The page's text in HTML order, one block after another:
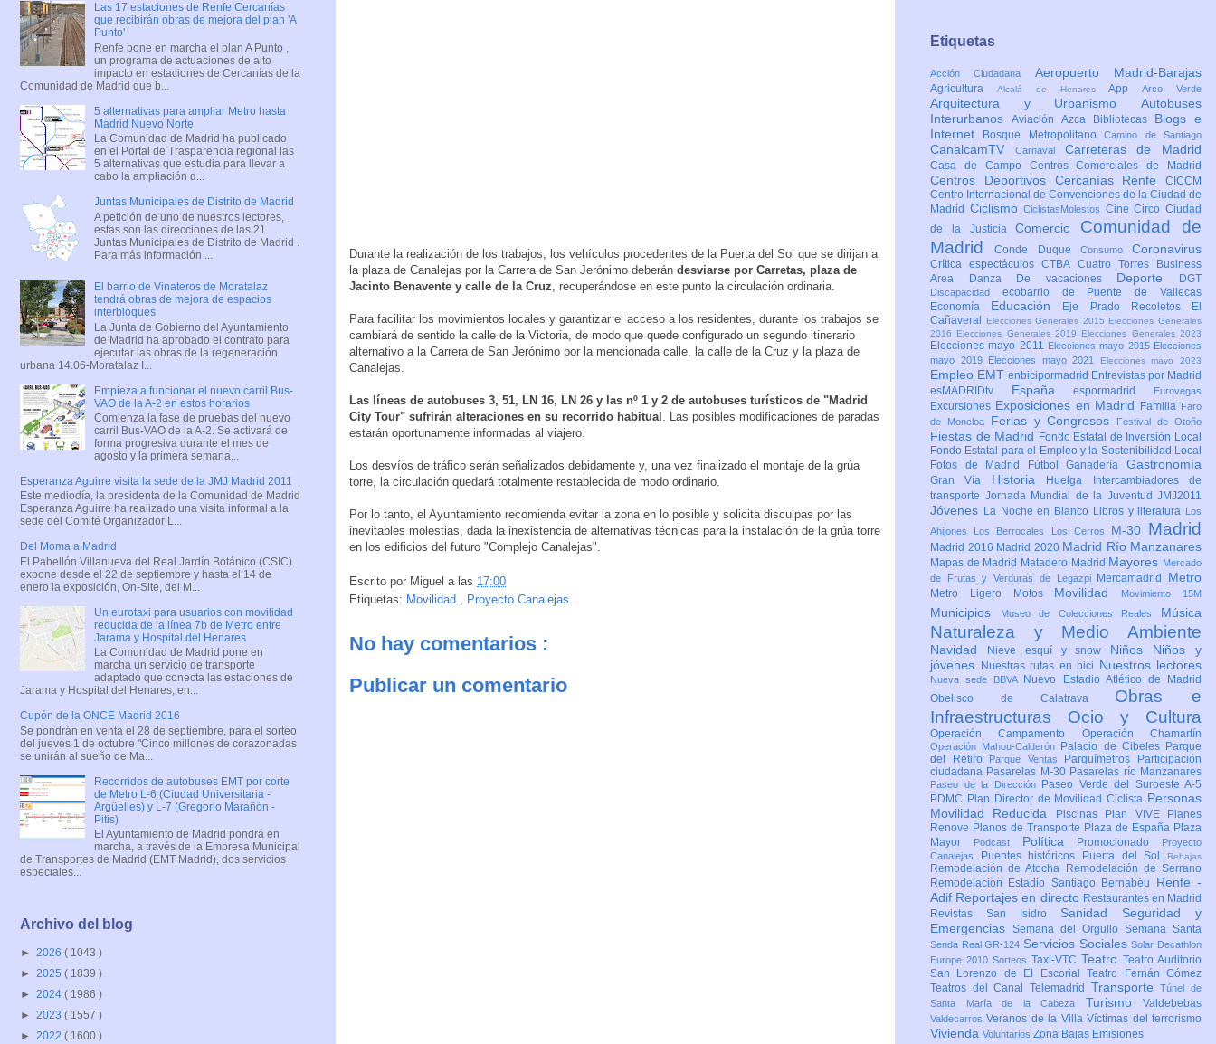
Durante la realización de los trabajos, los vehículos procedentes de la Puerta del Sol que se dirijan a
la plaza de Canalejas por la Carrera de San Jerónimo deberán desviarse por Carretas, plaza de
Jacinto Benavente y calle de la Cruz , recuperándose en este punto la circulación ordinaria.
Para facilitar los movimientos locales y garantizar el acceso a los residentes, durante los trabajos se
cambiará de sentido la calle de la Victoria, de modo que quede configurado un segundo itinerario
alternativo a la Carrera de San Jerónimo por la mencionada calle, la calle de la Cruz y la plaza de
Canalejas.
Las líneas de autobuses 3, 51, LN 16, LN 26 y las nº 1 y 2 de autobuses turísticos de "Madrid
City Tour" sufrirán alteraciones en su recorrido habitual
. Las posibles modificaciones de paradas
estarán oportunamente informadas al viajero.
Los desvíos de tráfico serán señalizados debidamente y, una vez finalizado el montaje de la grúa
torre, la circulación quedará totalmente restablecida de modo ordinario.
Por lo tanto, el Ayuntamiento recomienda evitar la zona en lo posible y solicita disculpas por las
inevitables molestias, dada la inexistencia de alternativas técnicas para la instalación de la grúa torre
en los edificios del futuro "Complejo Canalejas".
Escrito por Miguel a las 17:00
Etiquetas: Movilidad , Proyecto Canalejas
No hay comentarios :
Publicar un comentario
Las 17 estaciones de Renfe Cercanías
que recibirán obras de mejora del plan 'A
Punto'
Renfe pone en marcha el plan A Punto ,
un programa de actuaciones de alto
impacto en estaciones de Cercanías de la
Comunidad de Madrid que b...
5 alternativas para ampliar Metro hasta
Madrid Nuevo Norte
La Comunidad de Madrid ha publicado
en el Portal de Trasparencia regional las
5 alternativas que estudia para llevar a
cabo la ampliación d...
Juntas Municipales de Distrito de Madrid
A petición de uno de nuestros lectores,
estas son las direcciones de las 21
Juntas Municipales de Distrito de Madrid .
Para más información ...
El barrio de Vinateros de Moratalaz
tendrá obras de mejora de espacios
interbloques
La Junta de Gobierno del Ayuntamiento
de Madrid ha aprobado el contrato para
ejecutar las obras de la regeneración
urbana 14.06-Moratalaz I...
Empieza a funcionar el nuevo carril Bus-
VAO de la A-2 en estos horarios
Comienza la fase de pruebas del nuevo
carril Bus-VAO de la A-2. Se activará de
forma progresiva durante el mes de
agosto y la primera semana...
Esperanza Aguirre visita la sede de la JMJ Madrid 2011
Este mediodía, la presidenta de la Comunidad de Madrid
Esperanza Aguirre ha realizado una visita informal a la
sede del Comité Organizador L...
Del Moma a Madrid
El Pabellón Villanueva del Real Jardín Botánico (CSIC)
expone desde el 22 de septiembre y hasta el 14 de
enero la exposición, On-Site, del M...
Un eurotaxi para usuarios con movilidad
reducida de la línea 7b de Metro entre
Jarama y Hospital del Henares
La Comunidad de Madrid pone en
marcha un servicio de transporte
adaptado que conecta las estaciones de
Jarama y Hospital del Henares, en...
Cupón de la ONCE Madrid 2016
Se pondrán en venta el 28 de septiembre, para el sorteo
del jueves 1 de octubre "Cinco millones de corazonadas
se unirán al sueño de Ma...
Recorridos de autobuses EMT por corte
de Metro L-6 (Ciudad Universitaria -
Argüelles) y L-7 (Gregorio Marañón -
Pitis)
El Ayuntamiento de Madrid pondrá en
marcha, a través de la Empresa Municipal
de Transportes de Madrid (EMT Madrid), dos servicios
especiales...
Archivo del blog
► 2026 ( 1043 )
► 2025 ( 1839 )
► 2024 ( 1986 )
► 2023 ( 1557 )
► 2022 ( 1600 )
Etiquetas
Acción Ciudadana Aeropuerto Madrid-Barajas
Agricultura Alcalá de HenaresAppArco Verde
Arquitectura y Urbanismo Autobuses
Interurbanos Aviación Azca Bibliotecas Blogs e
Internet
Bosque MetropolitanoCamino de Santiago
CanalcamTV Carnaval Carreteras de Madrid
Casa de Campo Centros Comerciales de Madrid
Centros Deportivos Cercanías Renfe CICCM
Centro Internacional de Convenciones de la Ciudad de
Madrid CiclismoCiclistasMolestos CineCircoCiudad
de la JusticiaComercio Comunidad de
MadridConde Duque Consumo Coronavirus
Crítica espectáculosCTBA Cuatro Torres Business
Area
Danza De vacaciones Deporte DGT
Discapacidad ecobarrio de Puente de Vallecas
Economía Educación Eje Prado Recoletos
El
Cañaveral
Elecciones Generales 2015 Elecciones Generales
2016 Elecciones Generales 2019 Elecciones Generales 2023
Elecciones mayo 2011 Elecciones mayo 2015 Elecciones
mayo 2019
Elecciones mayo 2021 Elecciones mayo 2023
Empleo EMT enbicipormadrid Entrevistas por Madrid
esMADRIDtv Españaespormadrid Eurovegas
Excursiones Exposiciones en Madrid Familia Faro
de Moncloa
Ferias y Congresos Festival de Otoño
Fiestas de Madrid Fondo Estatal de Inversión Local
Fondo Estatal para el Empleo y la Sostenibilidad Local
Fotos de Madrid
FútbolGanaderíaGastronomía
Gran Vía Historia Huelga
Intercambiadores de
transporte Jornada Mundial de la Juventud JMJ2011
Jóvenes La Noche en Blanco Libros y literatura
Los
Ahijones
Los Berrocales Los Cerros M-30 Madrid
Madrid 2016 Madrid 2020 Madrid Río Manzanares
Mapas de Madrid Matadero Madrid Mayores Mercado
de Frutas y Verduras de Legazpi
Mercamadrid Metro
Metro Ligero Motos Movilidad Movimiento 15M
Municipios Museo de Colecciones Reales Música
Naturaleza y Medio Ambiente
Navidad Nieve esquí y snow Niños Niños y
jóvenes
Nuestras rutas en bici Nuestros lectores
Nueva sede BBVA
Nuevo Estadio Atlético de Madrid
Obelisco de Calatrava Obras e
Infraestructuras Ocio y Cultura
Operación Campamento Operación Chamartín
Operación Mahou-Calderón Palacio de Cibeles Parque
del Retiro
Parque Ventas Parquímetros
Participación
ciudadana Pasarelas M-30 Pasarelas río Manzanares
Paseo de la Dirección
Paseo Verde del Suroeste A-5
PDMC Plan Director de Movilidad Ciclista Personas
Movilidad Reducida
Piscinas Plan VIVE
Planes
Renove Planos de Transporte Plaza de España Plaza
Mayor
Podcast Política Promocionado
Proyecto
Canalejas
Puentes históricos Puerta del Sol Rebajas
Remodelación de Atocha
Remodelación de Serrano
Remodelación Estadio Santiago Bernabéu Renfe -
Adif Reportajes en directo Restaurantes en Madrid
Revistas San Isidro Sanidad Seguridad y
Emergencias Semana del Orgullo Semana Santa
Senda Real GR-124 Servicios SocialesSolar Decathlon
Europe 2010 Sorteos Taxi-VTC Teatro Teatro Auditorio
San Lorenzo de El EscorialTeatro Fernán Gómez
Teatros del Canal Telemadrid TransporteTúnel de
Santa María de la Cabeza Turismo Valdebebas
ValdecarrosVeranos de la VillaVíctimas del terrorismo
Vivienda Voluntarios Zona Bajas Emisiones